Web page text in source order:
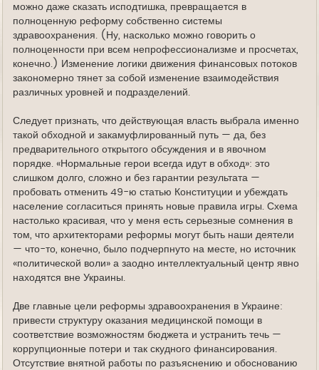
можно даже сказать исподтишка, превращается в
полноценную реформу собственно системы
здравоохранения. (Ну, насколько можно говорить о
полноценности при всем непрофессионализме и просчетах,
конечно.) Изменение логики движения финансовых потоков
закономерно тянет за собой изменение взаимодействия
различных уровней и подразделений.
Следует признать, что действующая власть выбрала именно
такой обходной и закамуфлированный путь — да, без
предварительного открытого обсуждения и в явочном
порядке. «Нормальные герои всегда идут в обход»: это
слишком долго, сложно и без гарантии результата —
пробовать отменить 49-ю статью Конституции и убеждать
население согласиться принять новые правила игры. Схема
настолько красивая, что у меня есть серьезные сомнения в
том, что архитекторами реформы могут быть наши деятели
— что-то, конечно, было подчерпнуто на месте, но источник
«политической воли» а заодно интеллектуальный центр явно
находятся вне Украины.
Две главные цели реформы здравоохранения в Украине:
привести структуру оказания медицинской помощи в
соответствие возможностям бюджета и устранить течь —
коррупционные потери и так скудного финансирования.
Отсутствие внятной работы по разъяснению и обоснованию